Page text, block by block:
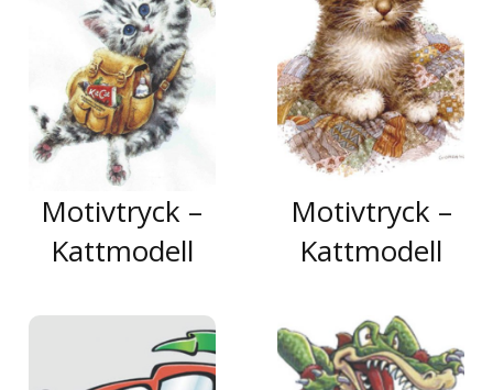
Motivtryck –
Kattmodell
Motivtryck –
Kattmodell